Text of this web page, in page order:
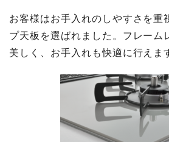
お客様はお手入れのしやすさを重
プ天板を選ばれました。フレーム
美しく、お手入れも快適に行えま